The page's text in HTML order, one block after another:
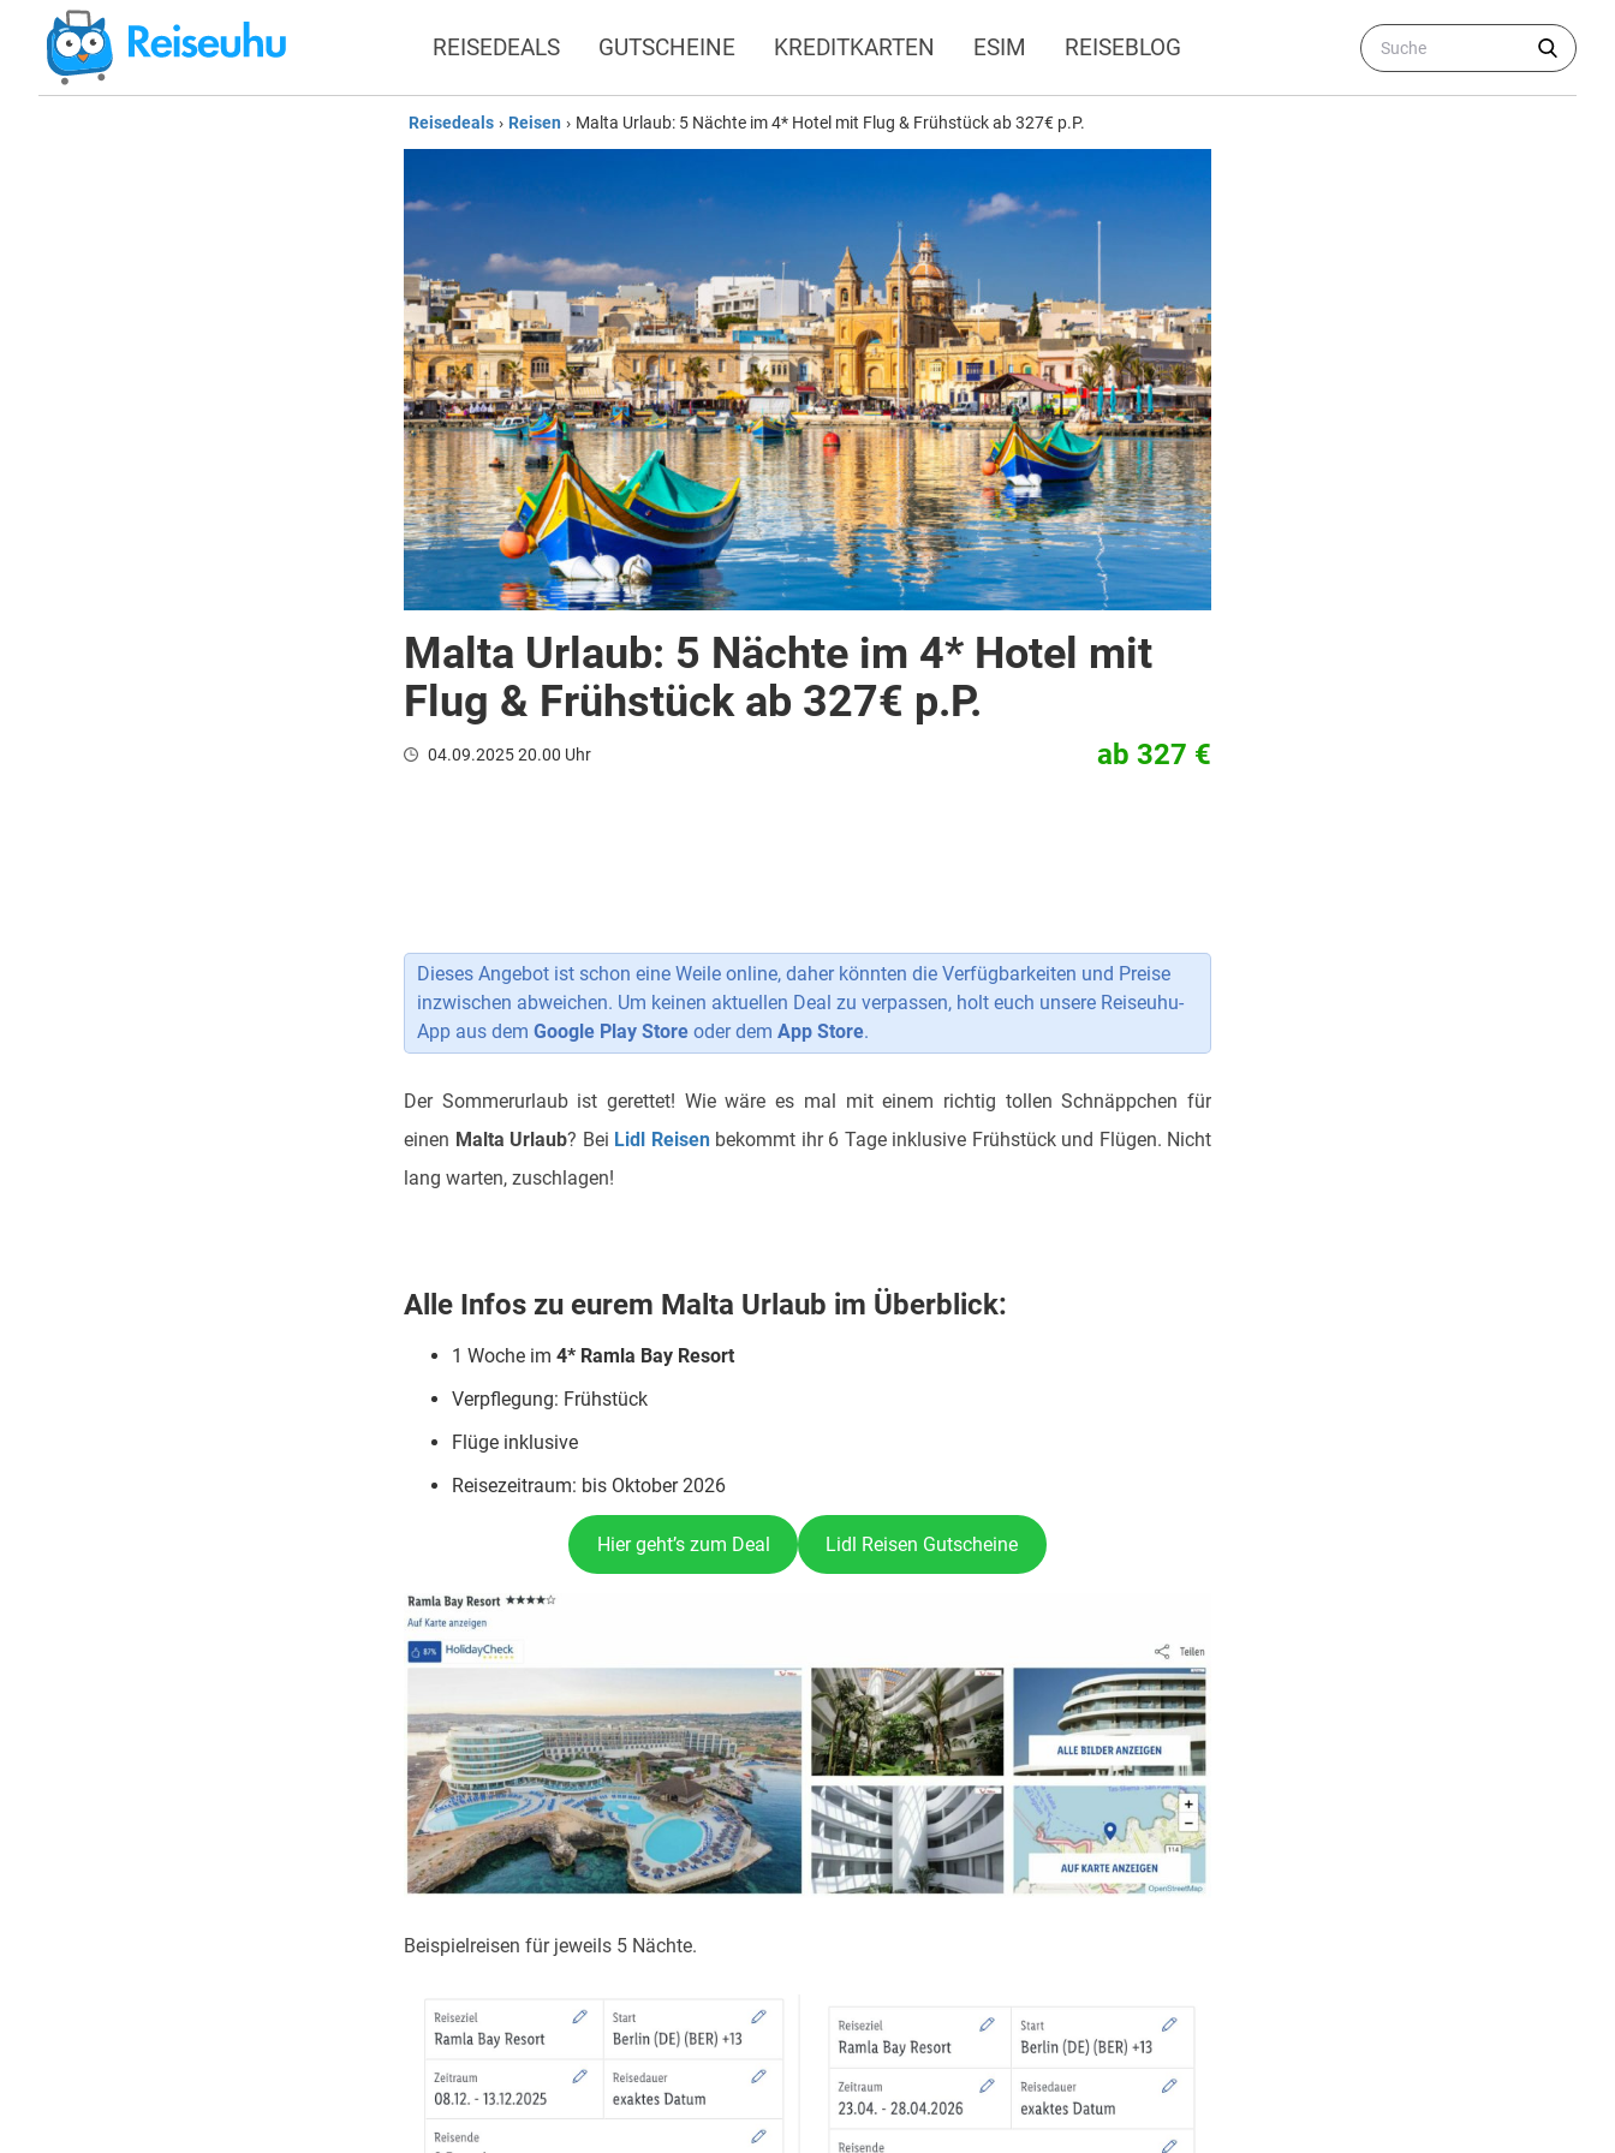
REISEDEALS GUTSCHEINE KREDITKARTEN ESIM REISEBLOG
Reisedeals › Reisen › Malta Urlaub: 5 Nächte im 4* Hotel mit Flug & Frühstück ab 327€ p.P.
Malta Urlaub: 5 Nächte im 4* Hotel mit
Flug & Frühstück ab 327€ p.P.
04.09.2025 20.00 Uhr ab 327 €
Dieses Angebot ist schon eine Weile online, daher könnten die Verfügbarkeiten und Preise
inzwischen abweichen. Um keinen aktuellen Deal zu verpassen, holt euch unsere Reiseuhu-
App aus dem Google Play Store oder dem App Store.
Der Sommerurlaub ist gerettet! Wie wäre es mal mit einem richtig tollen Schnäppchen für
einen Malta Urlaub? Bei Lidl Reisenbekommt ihr 6 Tage inklusive Frühstück und Flügen. Nicht
lang warten, zuschlagen!
Alle Infos zu eurem Malta Urlaub im Überblick:
1 Woche im 4* Ramla Bay Resort
Verpflegung: Frühstück
Flüge inklusive
Reisezeitraum: bis Oktober 2026
Hier geht’s zum Deal Lidl Reisen Gutscheine
Beispielreisen für jeweils 5 Nächte.